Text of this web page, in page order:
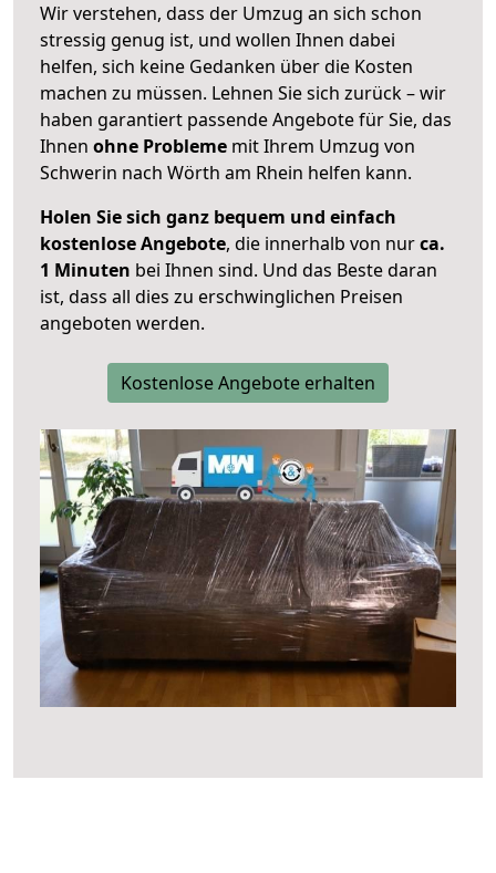
Wir verstehen, dass der Umzug an sich schon
stressig genug ist, und wollen Ihnen dabei
helfen, sich keine Gedanken über die Kosten
machen zu müssen. Lehnen Sie sich zurück – wir
haben garantiert passende Angebote für Sie, das
Ihnen ohne Probleme mit Ihrem Umzug von
Schwerin nach Wörth am Rhein helfen kann.
Holen Sie sich ganz bequem und einfach
kostenlose Angebote, die innerhalb von nurca.
1 Minuten bei Ihnen sind. Und das Beste daran
ist, dass all dies zu erschwinglichen Preisen
angeboten werden.
Kostenlose Angebote erhalten